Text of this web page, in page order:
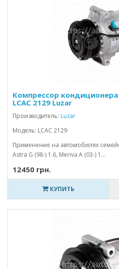
Компрессор
LCAC 2129 Luzar
Производитель: Luzar
Модель: LCAC 2129
Применение на автомобилях
Astra G (98-) 1.6, Meriva A (03-) 1...
12450 грн.
КУПИТЬ